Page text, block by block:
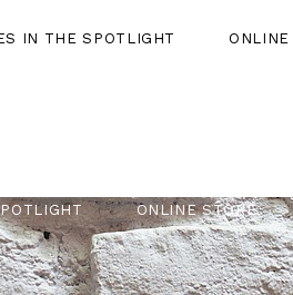
ONLINE STORE
IN THE SPOTLIGHT ONLINE